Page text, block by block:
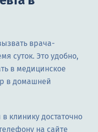
врача-
суток. Это удобно,
в медицинское
в домашней
клинику достаточно
на сайте